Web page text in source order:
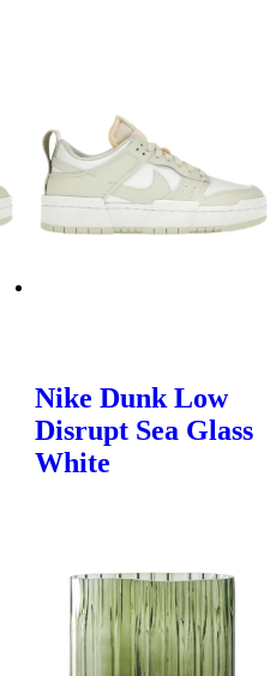
Nike Dunk Low
Disrupt Sea Glass
White